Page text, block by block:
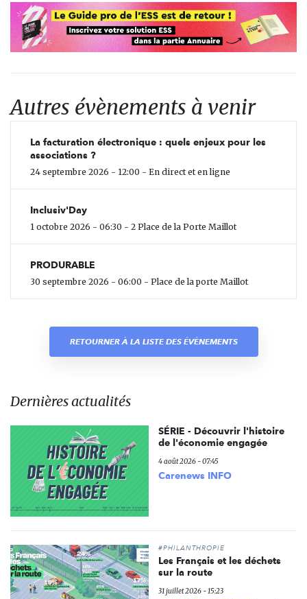
Autres évènements à venir
La facturation électronique : quels enjeux pour les
associations ?
24 septembre 2026 - 12:00 - En direct et en ligne
Inclusiv'Day
1 octobre 2026 - 06:30 - 2 Place de la Porte Maillot
PRODURABLE
30 septembre 2026 - 06:00 - Place de la porte Maillot
RETOURNER À LA LISTE DES ÉVÈNEMENTS
Dernières actualités
SÉRIE - Découvrir l'histoire
de l'économie engagée
4 août 2026 - 07:45
Carenews INFO
#PHILANTHROPIE
Les Français et les déchets
sur la route
31 juillet 2026 - 15:23